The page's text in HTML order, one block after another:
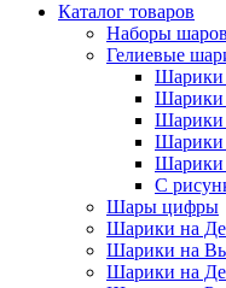
Каталог товаров
Наборы шаров
Гелиевые
Шарики
Шарики
Шарики
Шарики
Шарики
С
Шары цифры
Шарики на
Шарики на
Шарики на